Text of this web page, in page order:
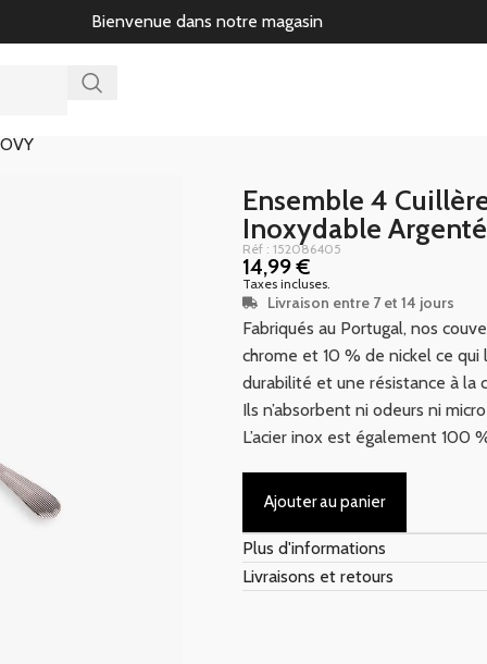
Bienvenue dans notre magasin
Ensemble 4
Inoxydable
Réf : 152086405
14,99€
Taxes incluses.
Livraison entre 7 et 14 jours
Fabriqués au Portugal, nos
chrome et 10 % de nickel ce qui
durabilité et une résistance à la
Ils n’absorbent ni odeurs ni
L’acier inox est également 100
Ajouter au panier
Plus d'informations
Livraisons et retours